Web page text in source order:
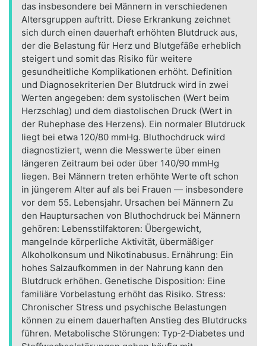
das insbesondere bei Männern in verschiedenen
Altersgruppen auftritt. Diese Erkrankung zeichnet
sich durch einen dauerhaft erhöhten Blutdruck aus,
der die Belastung für Herz und Blutgefäße erheblich
steigert und somit das Risiko für weitere
gesundheitliche Komplikationen erhöht. Definition
und Diagnosekriterien Der Blutdruck wird in zwei
Werten angegeben: dem systolischen (Wert beim
Herzschlag) und dem diastolischen Druck (Wert in
der Ruhephase des Herzens). Ein normaler Blutdruck
liegt bei etwa 120/80 mmHg. Bluthochdruck wird
diagnostiziert, wenn die Messwerte über einen
längeren Zeitraum bei oder über 140/90 mmHg
liegen. Bei Männern treten erhöhte Werte oft schon
in jüngerem Alter auf als bei Frauen — insbesondere
vor dem 55. Lebensjahr. Ursachen bei Männern Zu
den Hauptursachen von Bluthochdruck bei Männern
gehören: Lebensstilfaktoren: Übergewicht,
mangelnde körperliche Aktivität, übermäßiger
Alkoholkonsum und Nikotinabusus. Ernährung: Ein
hohes Salzaufkommen in der Nahrung kann den
Blutdruck erhöhen. Genetische Disposition: Eine
familiäre Vorbelastung erhöht das Risiko. Stress:
Chronischer Stress und psychische Belastungen
können zu einem dauerhaften Anstieg des Blutdrucks
führen. Metabolische Störungen: Typ‑2‑Diabetes und